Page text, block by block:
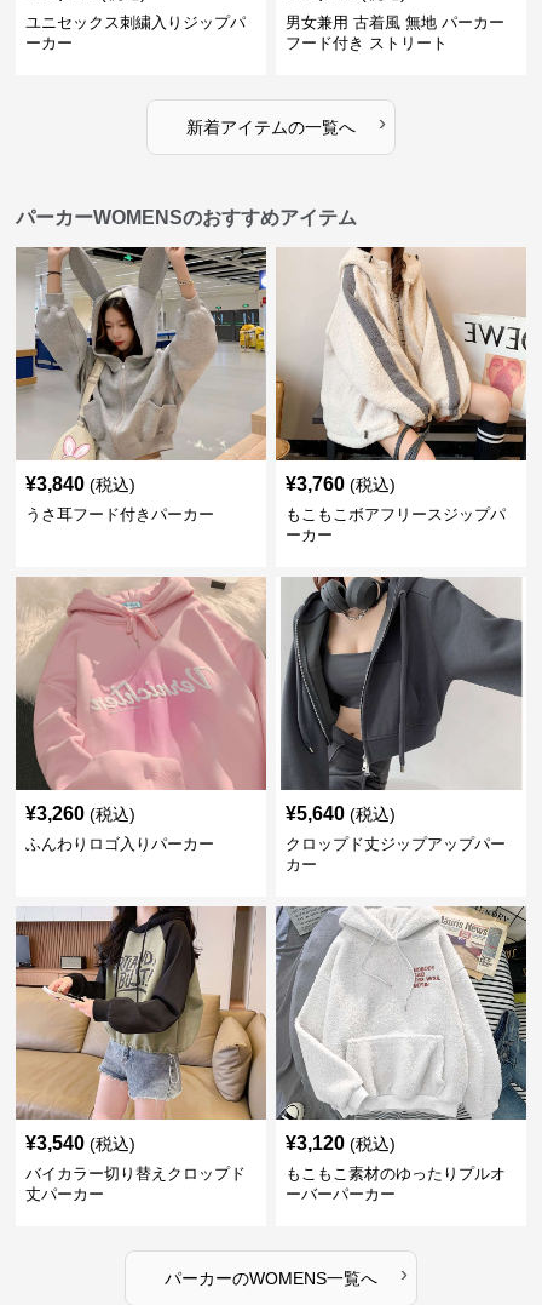
ユニセックス刺繍入りジップパ
ーカー
男女兼用 古着風 無地 パーカー
フード付き ストリート
新着アイテムの一覧へ ›
パーカーWOMENSのおすすめアイテム
¥3,840 (税込)
うさ耳フード付きパーカー
¥3,760 (税込)
もこもこボアフリースジップパ
ーカー
¥3,260 (税込)
ふんわりロゴ入りパーカー
¥5,640 (税込)
クロップド丈ジップアップパー
カー
¥3,540 (税込)
バイカラー切り替えクロップド
丈パーカー
¥3,120 (税込)
もこもこ素材のゆったりプルオ
ーバーパーカー
パーカーのWOMENS一覧へ ›